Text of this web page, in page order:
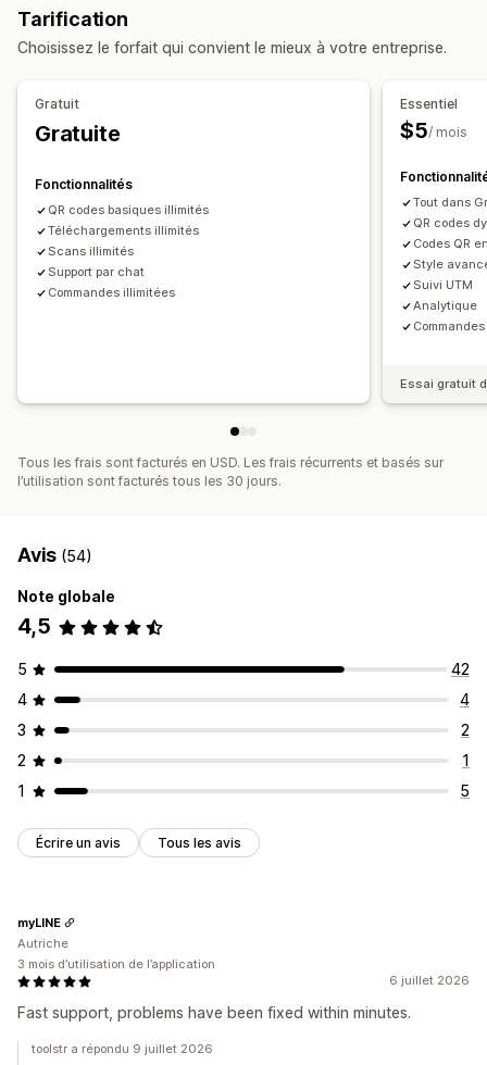
Génération automatique
Intégration de code-barres
Variantes
Impression automatique
Éléments personnalisés
Mises en page personnalisées
Gestion des employés
Suivi des performances
Tarification
Choisissez le forfait qui convient le mieux à votre entreprise.
Gratuit
Gratuite
Fonctionnalités
QR codes basiques illimités
Téléchargements illimités
Scans illimités
Support par chat
Commandes illimitées
Essentiel
$5/ mois
Tout dans
QR codes
Codes QR
Style
Suivi UTM
Analytique
Essai gratuit
Tous les frais sont facturés en USD. Les frais récurrents et basés sur
l’utilisation sont facturés tous les 30 jours.
Avis (54)
Note globale
4,5
5
42
4
4
3
2
2
1
1
5
Écrire un avis Tous les avis
6 juillet 2026
Fast support, problems have been fixed within minutes.
myLINE
Autriche
3 mois d’utilisation de l’application
toolstr a répondu 9 juillet 2026